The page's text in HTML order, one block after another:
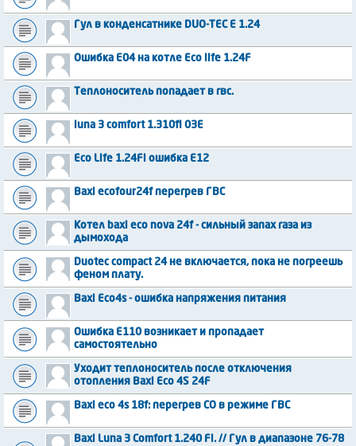
Гул в конденсатнике DUO-TEC E 1.24
Ошибка Е04 на котле Eco life 1.24F
Теплоноситель попадает в гвс.
luna 3 comfort 1.310fi 03E
Eco Life 1.24Fi ошибка E12
Baxi ecofour24f перегрев ГВС
Котел baxi eco nova 24f - сильный запах газа из
дымохода
Duotec compact 24 не включается, пока не погреешь
феном плату.
Baxi Eco4s - ошибка напряжения питания
Ошибка E110 возникает и пропадает
самостоятельно
Уходит теплоноситель после отключения
отопления Baxi Eco 4S 24F
Baxi eco 4s 18f: перегрев СО в режиме ГВС
Baxi Luna 3 Comfort 1.240 Fi. // Гул в диапазоне 76-78